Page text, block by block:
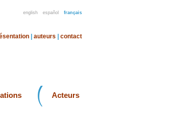
english español français
auteurs contact
Acteurs